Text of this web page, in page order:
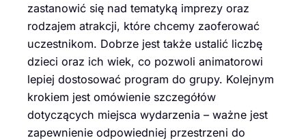
zastanowić się nad tematyką imprezy oraz
rodzajem atrakcji, które chcemy zaoferować
uczestnikom. Dobrze jest także ustalić liczbę
dzieci oraz ich wiek, co pozwoli animatorowi
lepiej dostosować program do grupy. Kolejnym
krokiem jest omówienie szczegółów
dotyczących miejsca wydarzenia – ważne jest
zapewnienie odpowiedniej przestrzeni do